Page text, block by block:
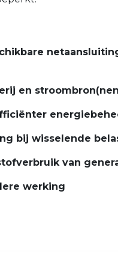
en
bij wisselende
van
werking